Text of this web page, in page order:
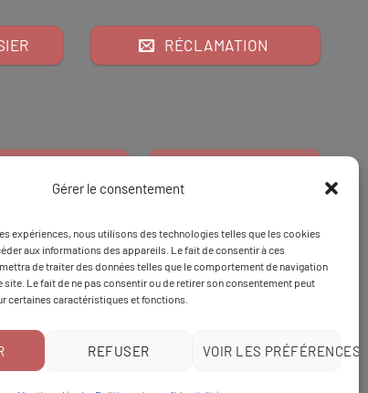
Gérer le consentement
expériences, nous utilisons des technologies telles que les cookies
aux informations des appareils. Le fait de consentir à ces
de traiter des données telles que le comportement de navigation
site. Le fait de ne pas consentir ou de retirer son consentement peut
certaines caractéristiques et fonctions.
REFUSER VOIR LES PRÉFÉRENCES
RÉCLAMATION
Financeur
Tapez 3
EtTapez 98pour
une formation